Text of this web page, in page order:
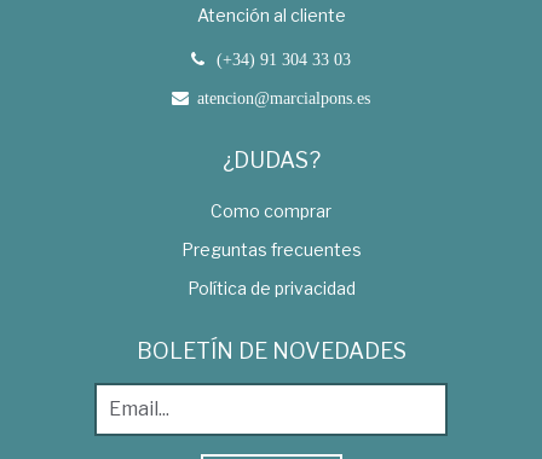
Atención al cliente
(+34) 91 304 33 03
atencion@marcialpons.es
¿DUDAS?
Como comprar
Preguntas frecuentes
Política de privacidad
BOLETÍN DE NOVEDADES